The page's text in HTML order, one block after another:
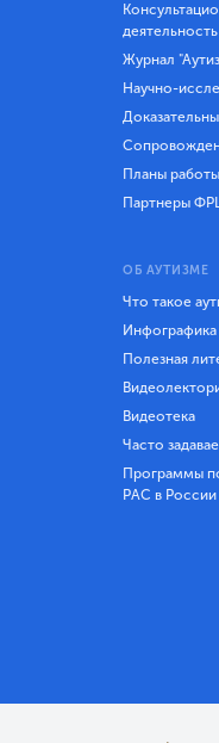
деятельность
Журнал
Научно-
Планы
Партнеры
ОБ АУТИЗМЕ
Что такое
Инфографика
Полезная
Видеотека
Часто
Программы
РАС в России